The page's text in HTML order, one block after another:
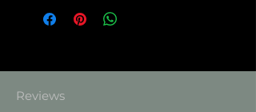
Reviews